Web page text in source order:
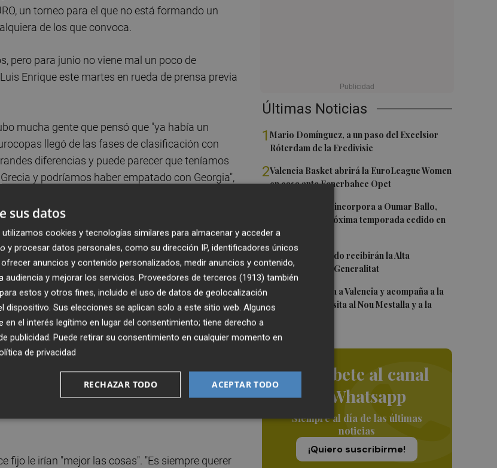
Últimas Noticias
1Mario Domínguez, a un paso del Excelsior
Róterdam de la Eredivisie
2Valencia Basket abrirá la EuroLeague Women
en casa ante Fenerbahce Opet
Valencia Basket incorpora a Oumar Ballo,
que jugará la próxima temporada cedido en
Galatasaray
4 Ferran y Grimaldo recibirán la Alta
Distinción de la Generalitat
5
Kiat Lim regresa a Valencia y acompaña a la
plantilla en su visita al Nou Mestalla y a la
Suscríbete al canal
de Whatsapp
Siempre al día de las últimas
noticias
¡Quiero suscribirme!
un torneo para el que no está formando un
de los que convoca.
pero para junio no viene mal un poco de
Enrique este martes en rueda de prensa previa
mucha gente que pensó que "ya había un
llegó de las fases de clasificación con
diferencias y puede parecer que teníamos
y podríamos haber empatado con Georgia",
del propio partido distorsiona la propia
se lo comuniqué a los jugadores y se lo
parte en Tiflis no le pareció "para nada
desgaste" local hizo que en la segunda tuvieran
el partido creo que de manera justa", añadió.
de un once fijo. "Lo que no puedo hacer como
Pepe, Lucas o Manolo", ironizó, aclarando
generan "opinión".
tengo 24 jugadores y podría jugar
luego se te lesionan tres antes de la EURO y
fijo le irían "mejor las cosas". "Es siempre querer
sus datos
cookies y tecnologías similares para almacenar y acceder a
y procesar datos personales, como su dirección IP, identificadores únicos
anuncios y contenido personalizados, medir anuncios y contenido,
y mejorar los servicios. Proveedores de terceros (1913) también
estos y otros fines, incluido el uso de datos de geolocalización
dispositivo. Sus elecciones se aplican solo a este sitio web. Algunos
en el interés legítimo en lugar del consentimiento; tiene derecho a
publicidad. Puede retirar su consentimiento en cualquier momento en
de privacidad
ACEPTAR TODO
RECHAZAR TODO